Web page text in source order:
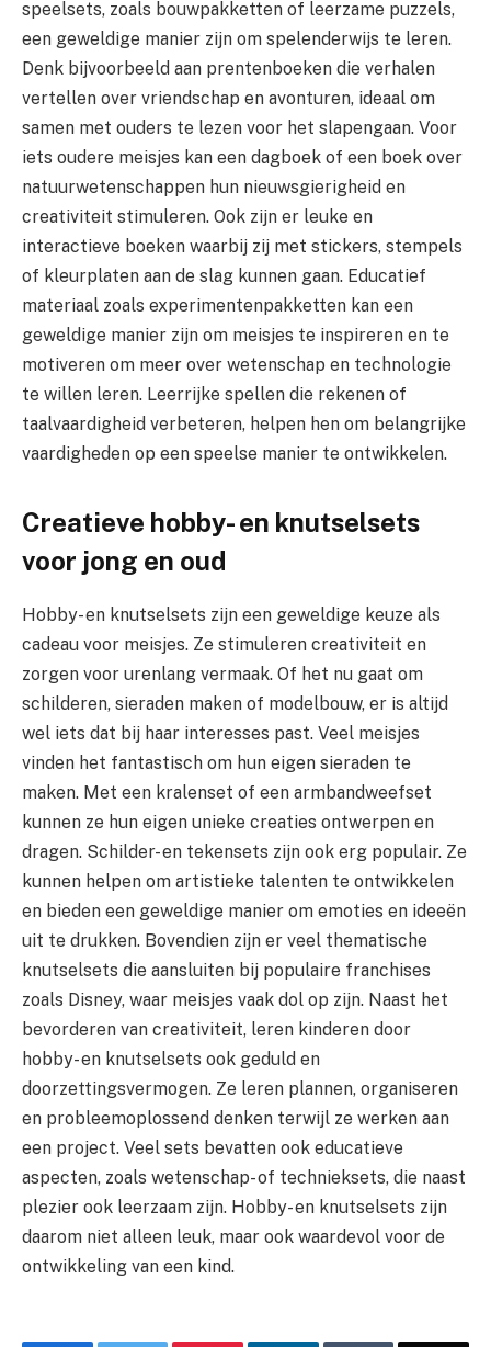
speelsets, zoals bouwpakketten of leerzame puzzels,
een geweldige manier zijn om spelenderwijs te leren.
Denk bijvoorbeeld aan prentenboeken die verhalen
vertellen over vriendschap en avonturen, ideaal om
samen met ouders te lezen voor het slapengaan. Voor
iets oudere meisjes kan een dagboek of een boek over
natuurwetenschappen hun nieuwsgierigheid en
creativiteit stimuleren. Ook zijn er leuke en
interactieve boeken waarbij zij met stickers, stempels
of kleurplaten aan de slag kunnen gaan. Educatief
materiaal zoals experimentenpakketten kan een
geweldige manier zijn om meisjes te inspireren en te
motiveren om meer over wetenschap en technologie
te willen leren. Leerrijke spellen die rekenen of
taalvaardigheid verbeteren, helpen hen om belangrijke
vaardigheden op een speelse manier te ontwikkelen.
Creatieve hobby- en knutselsets
voor jong en oud
Hobby- en knutselsets zijn een geweldige keuze als
cadeau voor meisjes. Ze stimuleren creativiteit en
zorgen voor urenlang vermaak. Of het nu gaat om
schilderen, sieraden maken of modelbouw, er is altijd
wel iets dat bij haar interesses past. Veel meisjes
vinden het fantastisch om hun eigen sieraden te
maken. Met een kralenset of een armbandweefset
kunnen ze hun eigen unieke creaties ontwerpen en
dragen. Schilder- en tekensets zijn ook erg populair. Ze
kunnen helpen om artistieke talenten te ontwikkelen
en bieden een geweldige manier om emoties en ideeën
uit te drukken. Bovendien zijn er veel thematische
knutselsets die aansluiten bij populaire franchises
zoals Disney, waar meisjes vaak dol op zijn. Naast het
bevorderen van creativiteit, leren kinderen door
hobby- en knutselsets ook geduld en
doorzettingsvermogen. Ze leren plannen, organiseren
en probleemoplossend denken terwijl ze werken aan
een project. Veel sets bevatten ook educatieve
aspecten, zoals wetenschap- of technieksets, die naast
plezier ook leerzaam zijn. Hobby- en knutselsets zijn
daarom niet alleen leuk, maar ook waardevol voor de
ontwikkeling van een kind.